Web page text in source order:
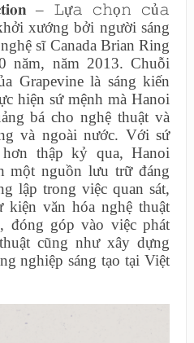
– 𝙻ự𝚊 𝚌𝚑ọ𝚗 𝚌ủ𝚊
xướng bởi người sáng
sĩ Canada Brian Ring
năm, năm 2013. Chuỗi
Grapevine là sáng kiến
hiện sứ mệnh mà Hanoi
bá cho nghệ thuật và
và ngoài nước. Với sứ
thập kỷ qua, Hanoi
một nguồn lưu trữ đáng
lập trong việc quan sát,
kiện văn hóa nghệ thuật
đóng góp vào việc phát
cũng như xây dựng
nghiệp sáng tạo tại Việt